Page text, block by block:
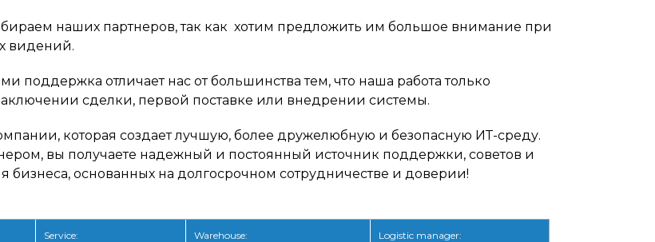
наших партнеров, так как хотим предложить им большое внимание при
видений.
поддержка отличает нас от большинства тем, что наша работа только
сделки, первой поставке или внедрении системы.
которая создает лучшую, более дружелюбную и безопасную ИТ-среду.
вы получаете надежный и постоянный источник поддержки, советов и
бизнеса, основанных на долгосрочном сотрудничестве и доверии!
Service:
Warehouse:
Logistic manager: